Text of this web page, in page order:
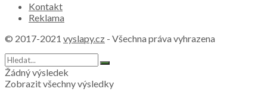
Kontakt
Reklama
© 2017-2021 vyslapy.cz - Všechna práva vyhrazena
Žádný výsledek
Zobrazit všechny výsledky